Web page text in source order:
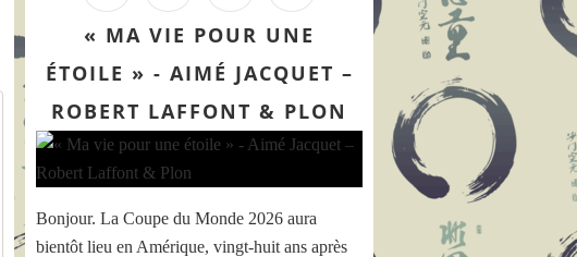
« MA VIE POUR UNE
ÉTOILE » - AIMÉ JACQUET –
ROBERT LAFFONT & PLON
Bonjour. La Coupe du Monde 2026 aura
bientôt lieu en Amérique, vingt-huit ans après